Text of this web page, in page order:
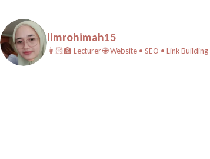
iimrohimah15
👩🏻‍🏫 Lecturer🌐 Website • SEO • Link Building